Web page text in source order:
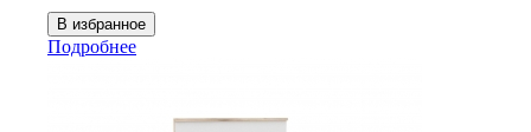
Подробнее